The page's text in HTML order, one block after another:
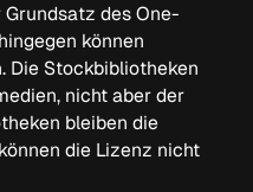
des One-
können
Die Stockbibliotheken
nicht aber der
bleiben die
die Lizenz nicht